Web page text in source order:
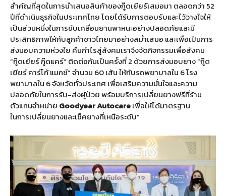
สำคัญที่สุดในการนำเสนอสินค้าของกู๊ดเยียร์เสมอมา ตลอดกว่า 52
ปีที่ดำเนินธุรกิจในประเทศไทย โดยได้รับการตอบรับและไว้วางใจให้
เป็นส่วนหนึ่งในการขับเคลื่อนยานพาหนะอย่างปลอดภัยและมี
ประสิทธิภาพให้กับลูกค้าชาวไทยมาอย่างสม่ำเสมอ และเพื่อเป็นการ
ส่งมอบความห่วงใย คืนกำไรสู่สังคมเราจึงจัดกิจกรรมเพื่อสังคม
“กู๊ดเยียร์ กู๊ดแคร์” ติดต่อกันเป็นครั้งที่ 2 ด้วยการส่งมอบยาง “กู๊ด
เยียร์ คาร์โก้ แมกซ์” จำนวน 60 เส้น ให้กับรถพยาบาลใน 6 โรง
พยาบาลใน 6 จังหวัดทั่วประเทศ เพื่อเสริมความมั่นใจและความ
ปลอดภัยในการรับ-ส่งผู้ป่วย พร้อมบริการเปลี่ยนยางฟรีที่ร้าน
ตัวแทนจำหน่าย Goodyear Autocareเพื่อให้ได้มาตรฐาน
ในการเปลี่ยนยางและเช็คยางที่เหนือระดับ”